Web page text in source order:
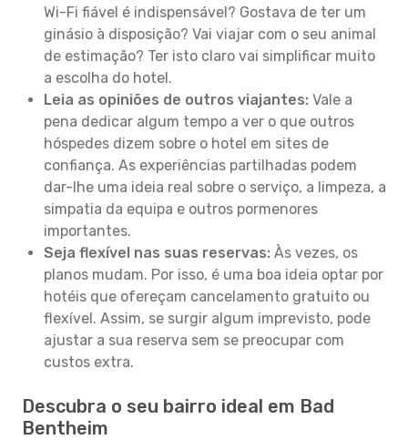
Wi-Fi fiável é indispensável? Gostava de ter um
ginásio à disposição? Vai viajar com o seu animal
de estimação? Ter isto claro vai simplificar muito
a escolha do hotel.
Leia as opiniões de outros viajantes: Vale a
pena dedicar algum tempo a ver o que outros
hóspedes dizem sobre o hotel em sites de
confiança. As experiências partilhadas podem
dar-lhe uma ideia real sobre o serviço, a limpeza, a
simpatia da equipa e outros pormenores
importantes.
Seja flexível nas suas reservas: Às vezes, os
planos mudam. Por isso, é uma boa ideia optar por
hotéis que ofereçam cancelamento gratuito ou
flexível. Assim, se surgir algum imprevisto, pode
ajustar a sua reserva sem se preocupar com
custos extra.
Descubra o seu bairro ideal em Bad
Bentheim